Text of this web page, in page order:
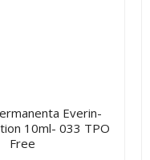
Everin-
10ml- 033 TPO
Free